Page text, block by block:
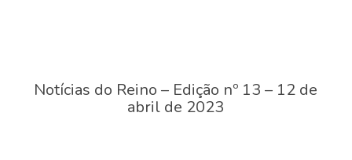
Notícias do Reino – Edição nº 13 – 12 de
abril de 2023